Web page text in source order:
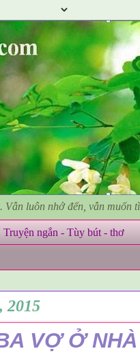
luôn nhớ đến, vẫn muốn
Truyện ngắn - Tùy bút - thơ
2015
VỢ Ở NHÀ